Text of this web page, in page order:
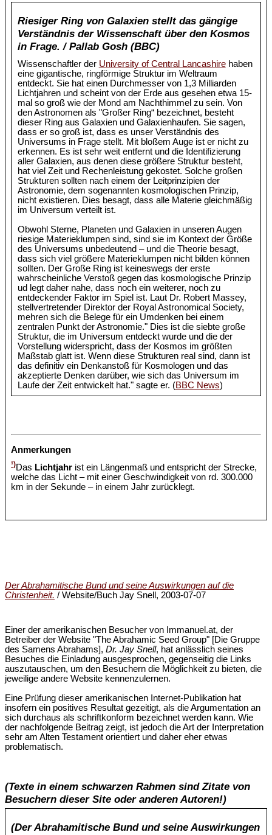
Riesiger Ring von Galaxien stellt das gängige
Verständnis der Wissenschaft über den Kosmos
in Frage. / Pallab Gosh (BBC)
Wissenschaftler der University of Central Lancashirehaben
eine gigantische, ringförmige Struktur im Weltraum
entdeckt. Sie hat einen Durchmesser von 1,3 Milliarden
Lichtjahren und scheint von der Erde aus gesehen etwa 15-
mal so groß wie der Mond am Nachthimmel zu sein. Von
den Astronomen als "Großer Ring“ bezeichnet, besteht
dieser Ring aus Galaxien und Galaxienhaufen. Sie sagen,
dass er so groß ist, dass es unser Verständnis des
Universums in Frage stellt. Mit bloßem Auge ist er nicht zu
erkennen. Es ist sehr weit entfernt und die Identifizierung
aller Galaxien, aus denen diese größere Struktur besteht,
hat viel Zeit und Rechenleistung gekostet. Solche großen
Strukturen sollten nach einem der Leitprinzipien der
Astronomie, dem sogenannten kosmologischen Prinzip,
nicht existieren. Dies besagt, dass alle Materie gleichmäßig
im Universum verteilt ist.
Obwohl Sterne, Planeten und Galaxien in unseren Augen
riesige Materieklumpen sind, sind sie im Kontext der Größe
des Universums unbedeutend – und die Theorie besagt,
dass sich viel größere Materieklumpen nicht bilden können
sollten. Der Große Ring ist keineswegs der erste
wahrscheinliche Verstoß gegen das kosmologische Prinzip
ud legt daher nahe, dass noch ein weiterer, noch zu
entdeckender Faktor im Spiel ist. Laut Dr. Robert Massey,
stellvertretender Direktor der Royal Astronomical Society,
mehren sich die Belege für ein Umdenken bei einem
zentralen Punkt der Astronomie." Dies ist die siebte große
Struktur, die im Universum entdeckt wurde und die der
Vorstellung widerspricht, dass der Kosmos im größten
Maßstab glatt ist. Wenn diese Strukturen real sind, dann ist
das definitiv ein Denkanstoß für Kosmologen und das
akzeptierte Denken darüber, wie sich das Universum im
Laufe der Zeit entwickelt hat." sagte er. (BBC News)
Anmerkungen
¹)Das Lichtjahr ist ein Längenmaß und entspricht der Strecke,
welche das Licht – mit einer Geschwindigkeit von rd. 300.000
km in der Sekunde – in einem Jahr zurücklegt.
Der Abrahamitische Bund und seine Auswirkungen auf die
Christenheit. / Website/Buch Jay Snell, 2003-07-07
Einer der amerikanischen Besucher von Immanuel.at, der
Betreiber der Website "The Abrahamic Seed Group" [Die Gruppe
des Samens Abrahams], Dr. Jay Snell, hat anlässlich seines
Besuches die Einladung ausgesprochen, gegenseitig die Links
auszutauschen, um den Besuchern die Möglichkeit zu bieten, die
jeweilige andere Website kennenzulernen.
Eine Prüfung dieser amerikanischen Internet-Publikation hat
insofern ein positives Resultat gezeitigt, als die Argumentation an
sich durchaus als schriftkonform bezeichnet werden kann. Wie
der nachfolgende Beitrag zeigt, ist jedoch die Art der Interpretation
sehr am Alten Testament orientiert und daher eher etwas
problematisch.
(Texte in einem schwarzen Rahmen sind Zitate von
Besuchern dieser Site oder anderen Autoren!)
(Der Abrahamitische Bund und seine Auswirkungen